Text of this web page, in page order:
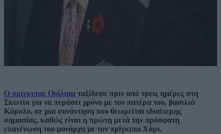
Ο πρίγκιπας Ουίλιαμ ταξίδεψε πριν από τρεις ημέρες στη
Σκωτία για να περάσει χρόνο με τον πατέρα του, βασιλιά
Κάρολο, σε μια συνάντηση που θεωρείται ιδιαίτερης
σημασίας, καθώς είναι η πρώτη μετά την πρόσφατη
επανένωση του μονάρχη με τον πρίγκιπα Χάρι.